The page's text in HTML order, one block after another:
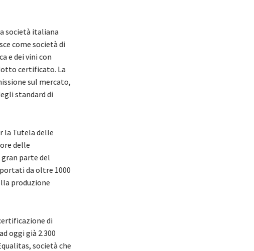
società italiana
come società di
e dei vini con
certificato. La
sul mercato,
standard di
la Tutela delle
delle
parte del
da oltre 1000
produzione
di
oggi già 2.300
società che